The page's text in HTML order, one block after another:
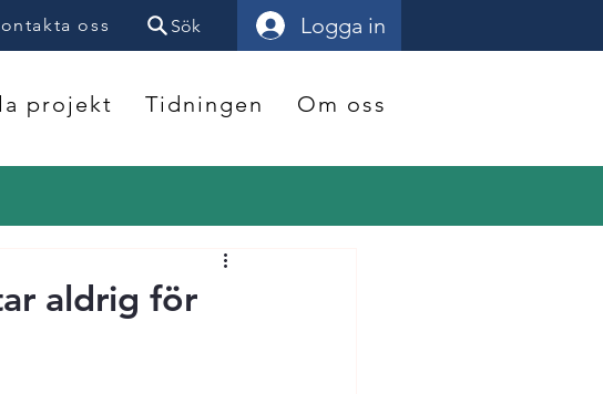
oss Sök Logga in
projekt Tidningen Om oss
aldrig för